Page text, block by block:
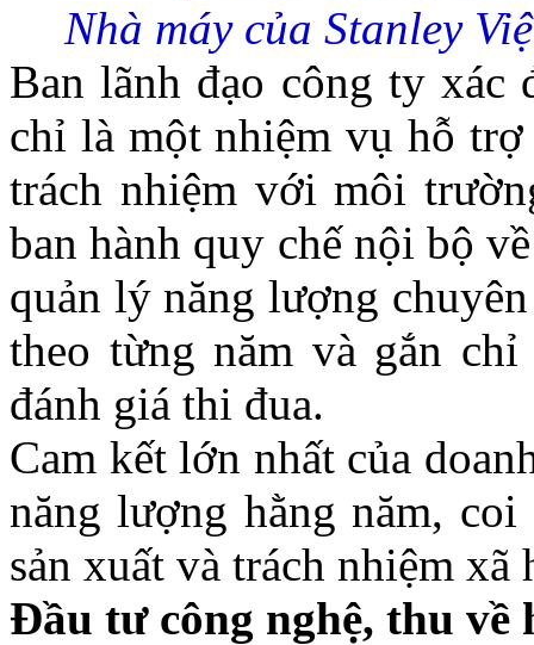
Nhà máy của Stanley
Ban lãnh đạo công ty
chỉ là một nhiệm vụ hỗ
trách nhiệm với môi
ban hành quy chế nội bộ
quản lý năng lượng
theo từng năm và gắn
đánh giá thi đua.
Cam kết lớn nhất của
năng lượng hằng năm,
sản xuất và trách nhiệm xã
Đầu tư công nghệ, thu về